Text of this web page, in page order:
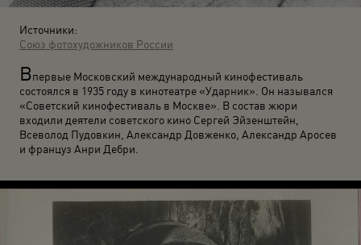
Источники:
Союз фотохудожников России
Впервые Московский международный кинофестиваль
состоялся в 1935 году в кинотеатре «Ударник». Он назывался
«Советский кинофестиваль в Москве». В состав жюри
входили деятели советского кино Сергей Эйзенштейн,
Всеволод Пудовкин, Александр Довженко, Александр Аросев
и француз Анри Дебри.